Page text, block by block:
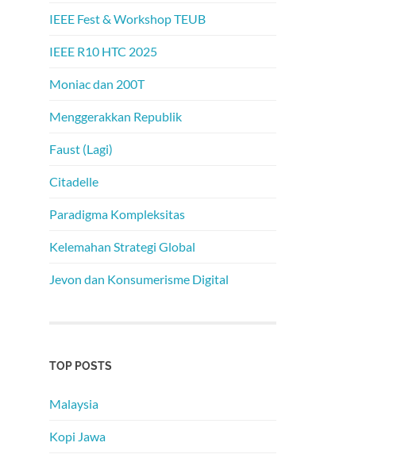
IEEE Fest & Workshop TEUB
IEEE R10 HTC 2025
Moniac dan 200T
Menggerakkan Republik
Faust (Lagi)
Citadelle
Paradigma Kompleksitas
Kelemahan Strategi Global
Jevon dan Konsumerisme Digital
TOP POSTS
Malaysia
Kopi Jawa